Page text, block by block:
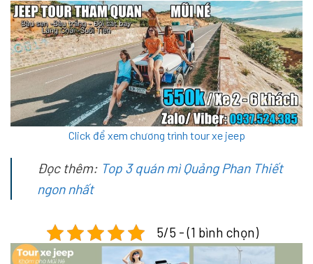
Click để xem chương trình tour xe jeep
Đọc thêm: Top 3 quán mì Quảng Phan Thiết
ngon nhất
5/5 - (1 bình chọn)